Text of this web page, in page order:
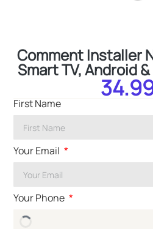
Comment Installer
Smart TV, Android
First Name
Your Email
Your Phone